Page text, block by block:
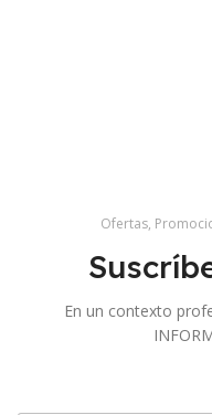
Ofertas,
En un contexto